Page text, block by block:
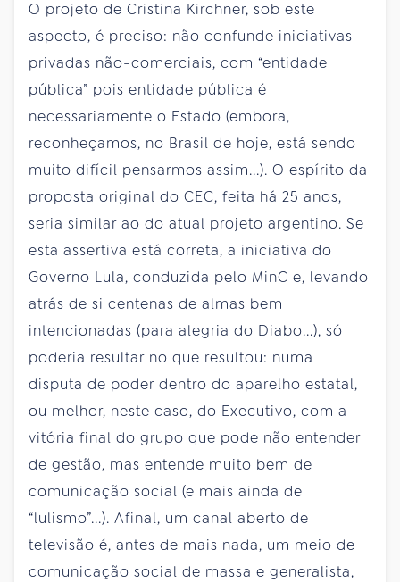
O projeto de Cristina Kirchner, sob este
aspecto, é preciso: não confunde iniciativas
privadas não-comerciais, com “entidade
pública” pois entidade pública é
necessariamente o Estado (embora,
reconheçamos, no Brasil de hoje, está sendo
muito difícil pensarmos assim...). O espírito da
proposta original do CEC, feita há 25 anos,
seria similar ao do atual projeto argentino. Se
esta assertiva está correta, a iniciativa do
Governo Lula, conduzida pelo MinC e, levando
atrás de si centenas de almas bem
intencionadas (para alegria do Diabo...), só
poderia resultar no que resultou: numa
disputa de poder dentro do aparelho estatal,
ou melhor, neste caso, do Executivo, com a
vitória final do grupo que pode não entender
de gestão, mas entende muito bem de
comunicação social (e mais ainda de
“lulismo”...). Afinal, um canal aberto de
televisão é, antes de mais nada, um meio de
comunicação social de massa e generalista,